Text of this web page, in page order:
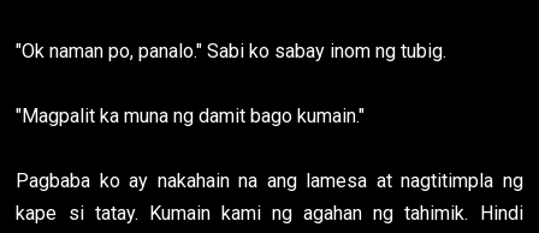
"Ok naman po, panalo." Sabi ko sabay inom ng tubig.
"Magpalit ka muna ng damit bago kumain."
Pagbaba ko ay nakahain na ang lamesa at nagtitimpla ng
kape si tatay. Kumain kami ng agahan ng tahimik. Hindi